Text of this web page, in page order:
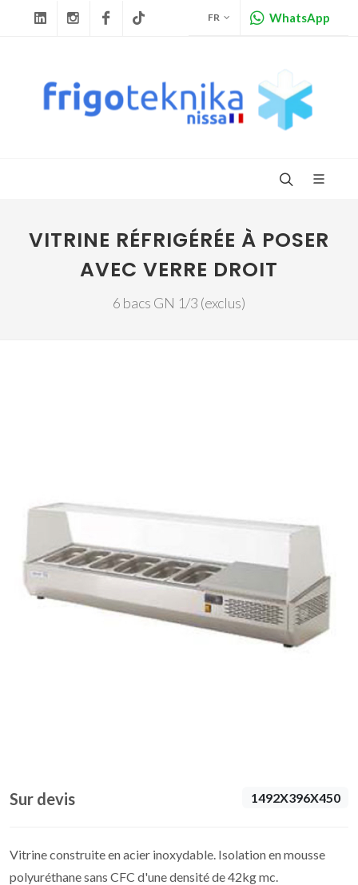
LinkedinInstagramFacebook FR WhatsApp
VITRINE RÉFRIGÉRÉE À POSER
AVEC VERRE DROIT
6 bacs GN 1/3 (exclus)
Sur devis 1492X396X450
Vitrine construite en acier inoxydable. Isolation en mousse
polyuréthane sans CFC d'une densité de 42kg mc.